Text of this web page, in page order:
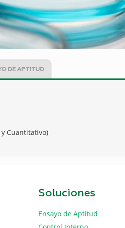
DE APTITUD
Cuantitativo)
Soluciones
Ensayo de Aptitud